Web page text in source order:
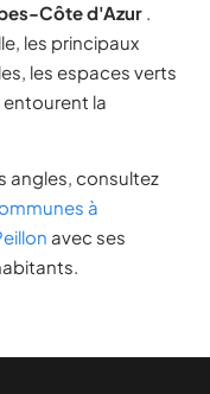
Côte d'Azur .
les principaux
les espaces verts
entourent la
angles, consultez
à
avec ses